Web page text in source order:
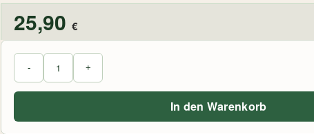
25,90€
In den Warenkorb